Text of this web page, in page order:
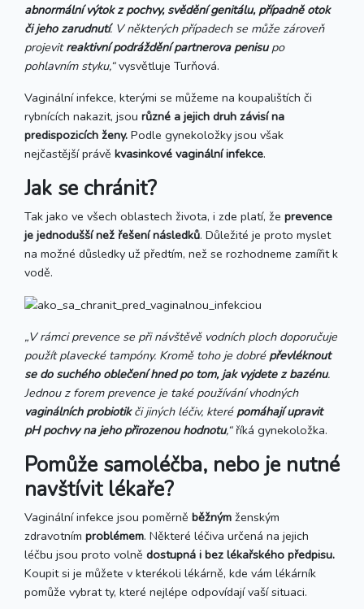
abnormální výtok z pochvy, svědění genitálu, případně otok
či jeho zarudnutí. V některých případech se může zároveň
projevitreaktivní podráždění partnerova penisupo
pohlavním styku,“vysvětluje Turňová.
Vaginální infekce, kterými se můžeme na koupalištích či
rybnících nakazit, jsou různé a jejich druh závisí na
predispozicích ženy. Podle gynekoložky jsou však
nejčastější právě kvasinkové vaginální infekce.
Jak se chránit?
Tak jako ve všech oblastech života, i zde platí, že prevence
je jednodušší než řešení následků. Důležité je proto myslet
na možné důsledky už předtím, než se rozhodneme zamířit k
vodě.
„V rámci prevence se při návštěvě vodních ploch doporučuje
použít plavecké tampóny. Kromě toho je dobré převléknout
se do suchého oblečení hned po tom, jak vyjdete z bazénu.
Jednou z forem prevence je také používání vhodných
vaginálních probiotikči jiných léčiv, které pomáhají upravit
pH pochvy na jeho přirozenou hodnotu,“říká gynekoložka.
Pomůže samoléčba, nebo je nutné
navštívit lékaře?
Vaginální infekce jsou poměrně běžným ženským
zdravotním problémem. Některé léčiva určená na jejich
léčbu jsou proto volně dostupná i bez lékařského předpisu.
Koupit si je můžete v kterékoli lékárně, kde vám lékárník
pomůže vybrat ty, které nejlépe odpovídají vaší situaci.